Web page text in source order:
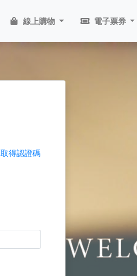
線上購物 電子票券
取得認證碼